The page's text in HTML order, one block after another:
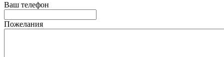
Ваш телефон
Пожелания